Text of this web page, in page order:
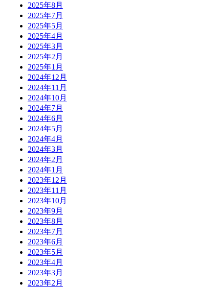
2025年8月
2025年7月
2025年5月
2025年4月
2025年3月
2025年2月
2025年1月
2024年12月
2024年11月
2024年10月
2024年7月
2024年6月
2024年5月
2024年4月
2024年3月
2024年2月
2024年1月
2023年12月
2023年11月
2023年10月
2023年9月
2023年8月
2023年7月
2023年6月
2023年5月
2023年4月
2023年3月
2023年2月